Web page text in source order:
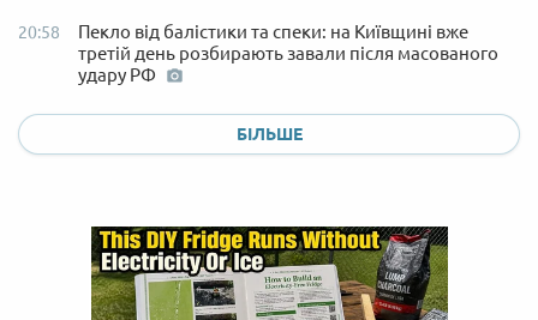
20:58
Пекло від балістики та спеки: на Київщині вже
третій день розбирають завали після масованого
удару РФ
БІЛЬШЕ